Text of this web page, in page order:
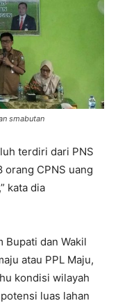
smabutan
terdiri dari PNS
orang CPNS uang
kata dia
Bupati dan Wakil
atau PPL Maju,
kondisi wilayah
luas lahan